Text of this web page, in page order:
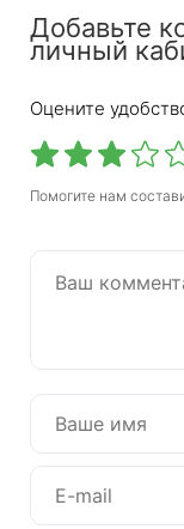
Добавьте
личный
Оцените
Помогите нам